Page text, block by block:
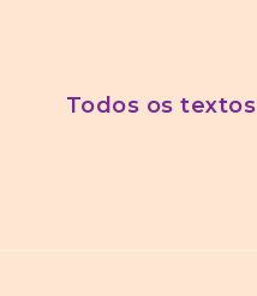
Todos os textos